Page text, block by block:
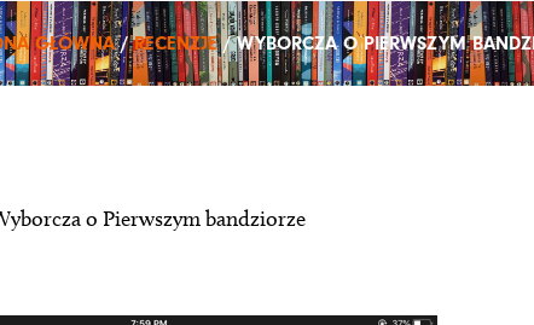
GŁÓWNA/RECENZJE/ WYBORCZA O PIERWSZYM
o Pierwszym bandziorze